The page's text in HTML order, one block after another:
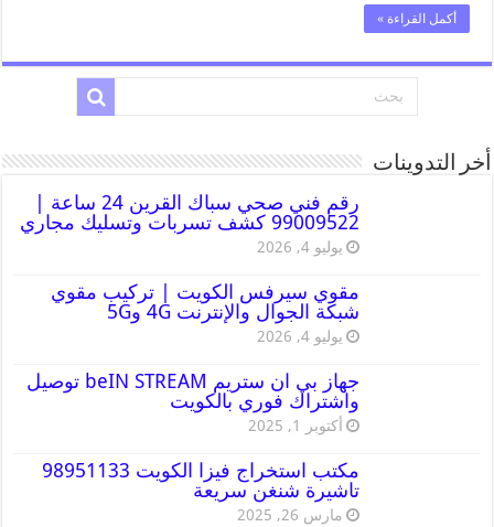
أكمل القراءة »
أخر التدوينات
رقم فني صحي سباك القرين 24 ساعة |
99009522 كشف تسربات وتسليك مجاري
يوليو 4, 2026
مقوي سيرفس الكويت | تركيب مقوي
شبكة الجوال والإنترنت 4G و5G
يوليو 4, 2026
جهاز بي ان ستريم beIN STREAM توصيل
واشتراك فوري بالكويت
أكتوبر 1, 2025
مكتب استخراج فيزا الكويت 98951133
تاشيرة شنغن سريعة
مارس 26, 2025